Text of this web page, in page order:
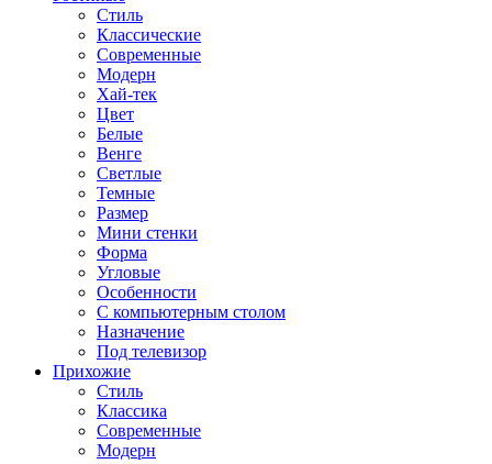
Стиль
Классические
Современные
Модерн
Хай-тек
Цвет
Белые
Венге
Светлые
Темные
Размер
Мини стенки
Форма
Угловые
Особенности
С компьютерным столом
Назначение
Под телевизор
Прихожие
Стиль
Классика
Современные
Модерн